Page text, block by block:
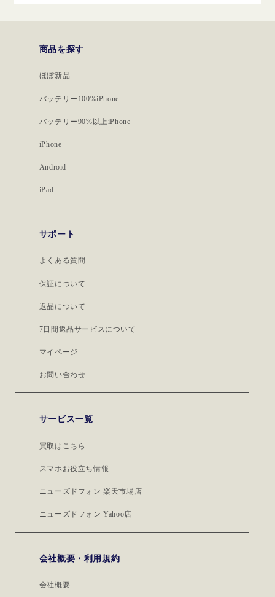
商品を探す
ほぼ新品
バッテリー100%iPhone
バッテリー90%以上iPhone
iPhone
Android
iPad
サポート
よくある質問
保証について
返品について
7日間返品サービスについて
マイページ
お問い合わせ
サービス一覧
買取はこちら
スマホお役立ち情報
ニューズドフォン 楽天市場店
ニューズドフォン Yahoo店
会社概要・利用規約
会社概要